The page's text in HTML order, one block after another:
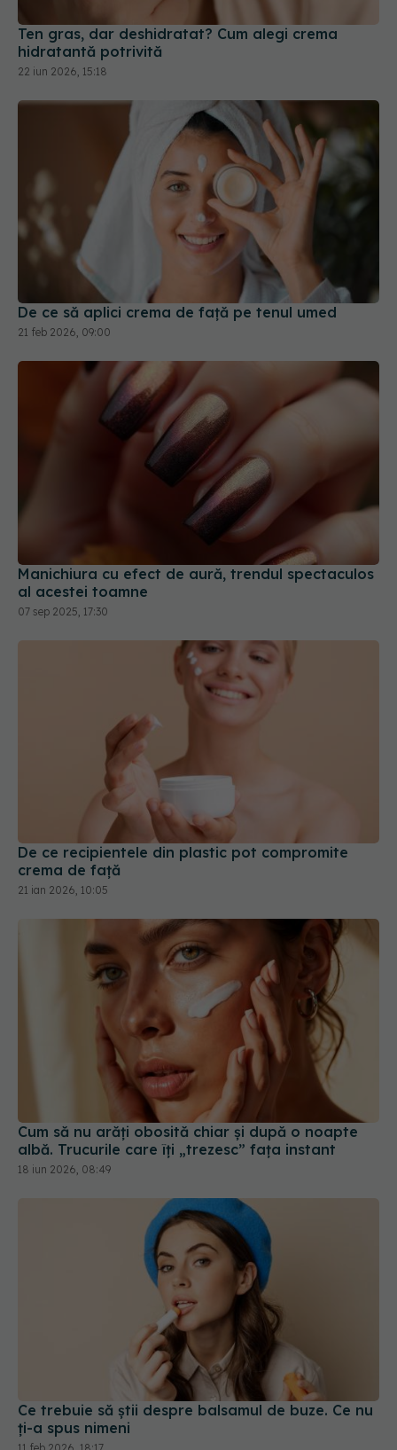
Ten gras, dar deshidratat? Cum alegi crema
hidratantă potrivită
22 iun 2026, 15:18
De ce să aplici crema de față pe tenul umed
21 feb 2026, 09:00
Manichiura cu efect de aură, trendul spectaculos
al acestei toamne
07 sep 2025, 17:30
De ce recipientele din plastic pot compromite
crema de față
21 ian 2026, 10:05
Cum să nu arăți obosită chiar și după o noapte
albă. Trucurile care îți „trezesc” fața instant
18 iun 2026, 08:49
Ce trebuie să știi despre balsamul de buze. Ce nu
ți-a spus nimeni